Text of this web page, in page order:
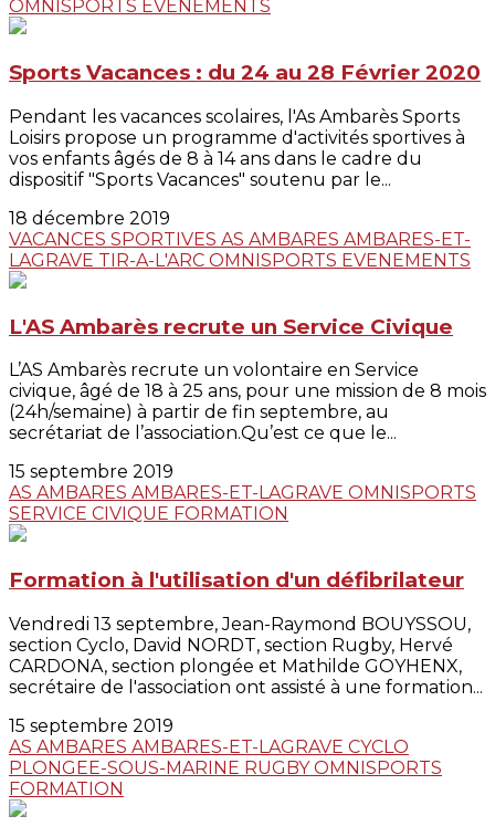
OMNISPORTS EVENEMENTS
Sports Vacances : du 24 au 28 Février 2020
Pendant les vacances scolaires, l'As Ambarès Sports
Loisirs propose un programme d'activités sportives à
vos enfants âgés de 8 à 14 ans dans le cadre du
dispositif "Sports Vacances" soutenu par le...
18 décembre 2019
VACANCES SPORTIVES AS AMBARES AMBARES-ET-
LAGRAVE TIR-A-L'ARC OMNISPORTS EVENEMENTS
L'AS Ambarès recrute un Service Civique
L’AS Ambarès recrute un volontaire en Service
civique, âgé de 18 à 25 ans, pour une mission de 8 mois
(24h/semaine) à partir de fin septembre, au
secrétariat de l’association.Qu’est ce que le...
15 septembre 2019
AS AMBARES AMBARES-ET-LAGRAVE OMNISPORTS
SERVICE CIVIQUE FORMATION
Formation à l'utilisation d'un défibrilateur
Vendredi 13 septembre, Jean-Raymond BOUYSSOU,
section Cyclo, David NORDT, section Rugby, Hervé
CARDONA, section plongée et Mathilde GOYHENX,
secrétaire de l'association ont assisté à une formation...
15 septembre 2019
AS AMBARES AMBARES-ET-LAGRAVE CYCLO
PLONGEE-SOUS-MARINE RUGBYOMNISPORTS
FORMATION